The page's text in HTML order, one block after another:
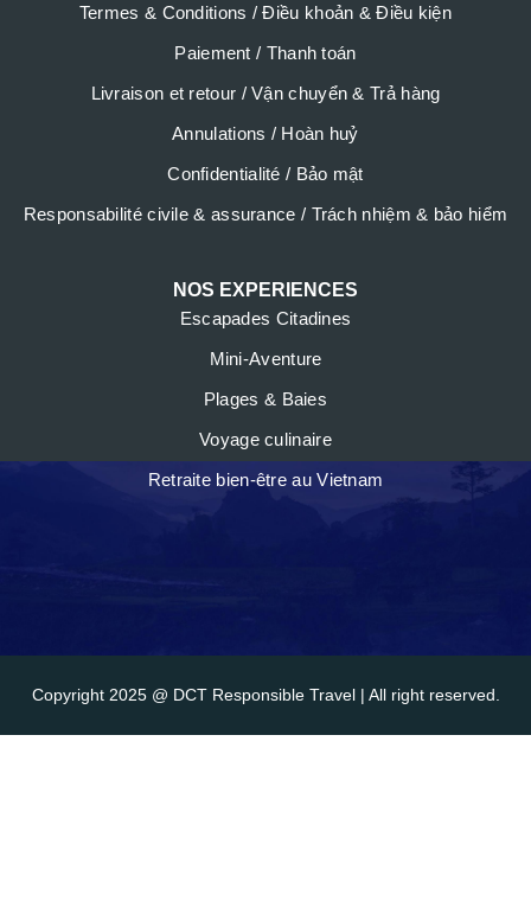
Termes & Conditions / Điều khoản & Điều kiện
Paiement / Thanh toán
Livraison et retour / Vận chuyển & Trả hàng
Annulations / Hoàn huỷ
Confidentialité / Bảo mật
Responsabilité civile & assurance / Trách nhiệm & bảo hiểm
NOS EXPERIENCES
Escapades Citadines
Mini-Aventure
Plages & Baies
Voyage culinaire
Retraite bien-être au Vietnam
Copyright 2025 @ DCT Responsible Travel| All right reserved.